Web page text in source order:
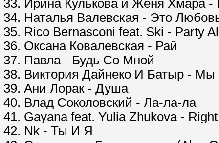
33. Ирина Кулькова и Женя Хмара -
34. Наталья Валевская - Это
35. Rico Bernasconi feat. Ski - Party
36. Оксана Ковалевская - Рай
37. Павла - Будь Со Мной
38. Виктория Дайнеко И Батыр -
39. Ани Лорак - Душа
40. Влад Соколовский - Ла-ла-ла
41. Gayana feat. Yulia Zhukova -
42. Nk - Ты И Я